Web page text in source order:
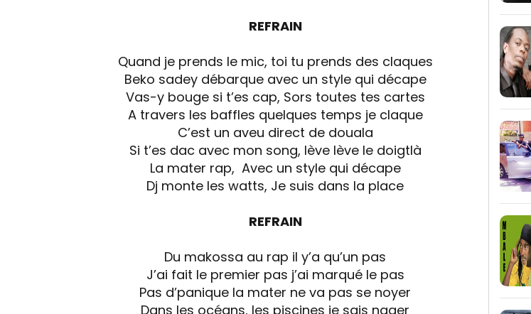
REFRAIN
Quand je prends le mic, toi tu prends des claques
Beko sadey débarque avec un style qui décape
Vas-y bouge si t’es cap, Sors toutes tes cartes
A travers les baffles quelques temps je claque
C’est un aveu direct de douala
Si t’es dac avec mon song, lève lève le doigtlà
La mater rap, Avec un style qui décape
Dj monte les watts, Je suis dans la place
REFRAIN
Du makossa au rap il y’a qu’un pas
J’ai fait le premier pas j’ai marqué le pas
Pas d’panique la mater ne va pas se noyer
Dans les océans, les piscines je sais nager